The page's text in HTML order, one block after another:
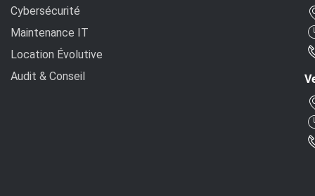
Cybersécurité
Maintenance IT
Location Évolutive
Audit & Conseil